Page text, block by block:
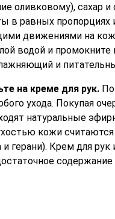
оливковому), сахар
в равных пропорциях
движениями на
водой и
и
на креме для рук.
ухода. Покупая
натуральные
кожи
и герани). Крем для
содержание